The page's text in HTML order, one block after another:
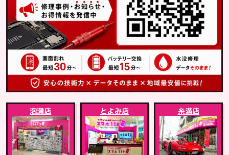
泡瀬店 とよみ店 糸満店